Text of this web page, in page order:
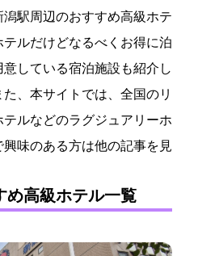
駅周辺のおすすめ高級ホテ
ルだけどなるべくお得に泊
している宿泊施設も紹介し
、本サイトでは、全国のリ
ルなどのラグジュアリーホ
味のある方は他の記事を見
め高級ホテル一覧